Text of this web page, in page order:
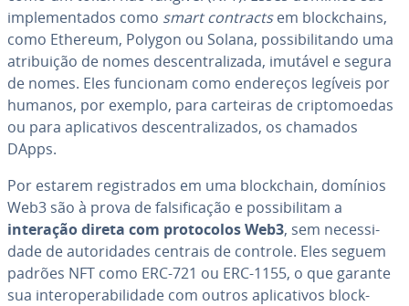
im­ple­men­ta­dos como smart contractsem block­chains,
como Ethereum, Polygon ou Solana, pos­si­bi­li­tando uma
atri­bui­ção de nomes des­cen­tra­li­zada, imutável e segura
de nomes. Eles funcionam como endereços legíveis por
humanos, por exemplo, para carteiras de crip­to­mo­e­das
ou para apli­ca­ti­vos des­cen­tra­li­za­dos, os chamados
DApps.
Por estarem re­gis­tra­dos em uma block­chain, domínios
Web3 são à prova de fal­si­fi­ca­ção e pos­si­bi­li­tam a
interação direta com pro­to­co­los Web3, sem ne­ces­si­
dade de au­to­ri­da­des centrais de controle. Eles seguem
padrões NFT como ERC-721 ou ERC-1155, o que garante
sua in­te­ro­pe­ra­bi­li­dade com outros apli­ca­ti­vos block­